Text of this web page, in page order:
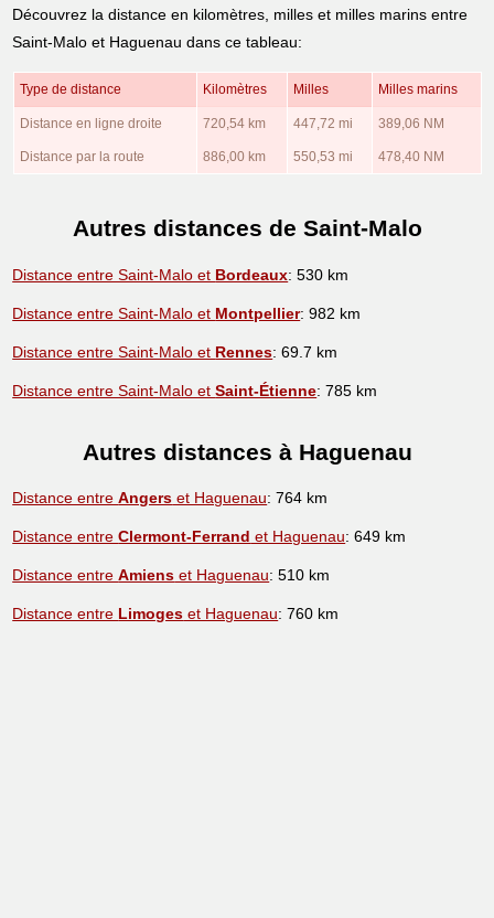
Découvrez la distance en kilomètres, milles et milles marins entre
Saint-Malo et Haguenau dans ce tableau:
Type de distance Kilomètres Milles Milles marins
Distance en ligne droite 720,54 km 447,72 mi 389,06 NM
Distance par la route 886,00 km 550,53 mi 478,40 NM
Autres distances de Saint-Malo
Distance entre Saint-Malo et Bordeaux: 530 km
Distance entre Saint-Malo et Montpellier: 982 km
Distance entre Saint-Malo et Rennes: 69.7 km
Distance entre Saint-Malo etSaint-Étienne: 785 km
Autres distances à Haguenau
Distance entreAngers et Haguenau: 764 km
Distance entreClermont-Ferrand et Haguenau: 649 km
Distance entreAmiens et Haguenau: 510 km
Distance entre Limoges et Haguenau: 760 km